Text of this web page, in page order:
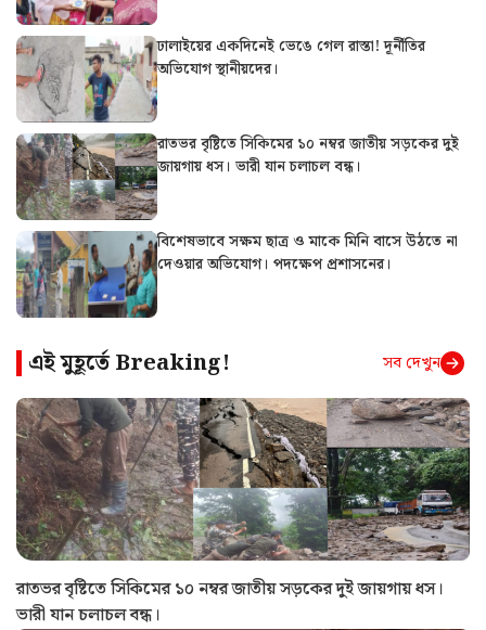
ঢালাইয়ের একদিনেই ভেঙে গেল রাস্তা! দূর্নীতির
অভিযোগ স্থানীয়দের।
রাতভর বৃষ্টিতে সিকিমের ১০ নম্বর জাতীয় সড়কের দুই
জায়গায় ধস। ভারী যান চলাচল বন্ধ।
বিশেষভাবে সক্ষম ছাত্র ও মাকে মিনি বাসে উঠতে না
দেওয়ার অভিযোগ। পদক্ষেপ প্রশাসনের।
এই মুহূর্তেBreaking! সব দেখুন
রাতভর বৃষ্টিতে সিকিমের ১০ নম্বর জাতীয় সড়কের দুই জায়গায় ধস।
ভারী যান চলাচল বন্ধ।